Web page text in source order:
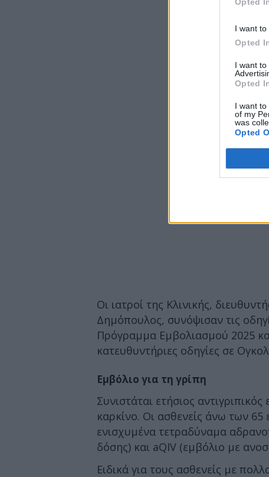
I want to
Opted
I want
Opted
I want
of my
was
Opted
Οι ιατροί της Κλινικής,
Δημόπουλος, συνόψισαν τις
Πρόγραμμα Εμβολιασμού 2025
κατευθυντήριες οδηγίες σε
Εμβόλιο για τη γρίπη
Συνιστάται ετήσιος
καρκίνο. Οι ασθενείς άνω των
ενισχυμένα τετραδύναμα
δόσης) και aQIV (εμβόλιο με
Ειδικά για τους ασθενείς με